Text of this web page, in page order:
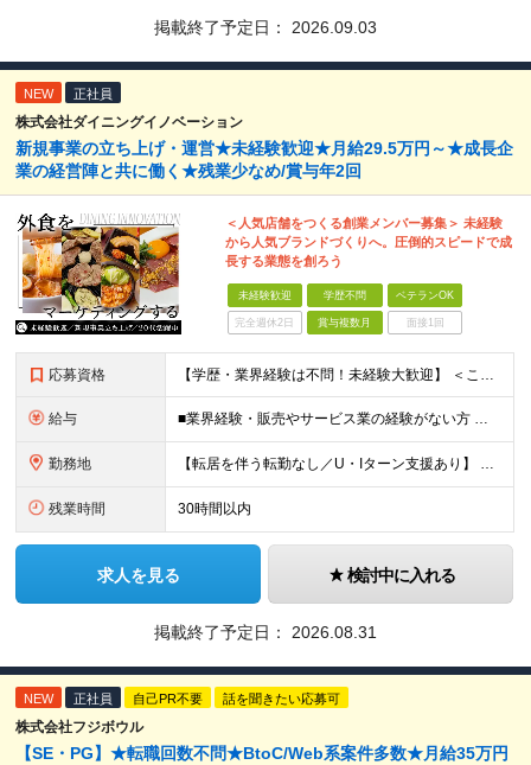
掲載終了予定日： 2026.09.03
NEW 正社員
株式会社ダイニングイノベーション
新規事業の立ち上げ・運営★未経験歓迎★月給29.5万円～★成長企
業の経営陣と共に働く★残業少なめ/賞与年2回
＜人気店舗をつくる創業メンバー募集＞ 未経験
から人気ブランドづくりへ。圧倒的スピードで成
長する業態を創ろう
未経験歓迎 学歴不問 ベテランOK
完全週休2日 賞与複数月 面接1回
応募資格 【学歴・業界経験は不問！未経験大歓迎】 ＜こんな方、大歓迎！＞ ・新しいことにイチから挑戦し、ワクワクする熱量を味わいたい方 ・毎日同じことの繰り返しから抜け出したい方 ・新しいブランドづくりに興味
給与 ■業界経験・販売やサービス業の経験がない方 月給29.5万円～ ※固定残業手当（51,937円～/月30時間分）、固定深夜割増手当（3,463円～月10時間分） ■外食業界で店長・副店長等の経験をお
勤務地 【転居を伴う転勤なし／U・Iターン支援あり】 本社（恵比寿）または当社が運営する東京都内の直営店舗での勤務 ※配属先は経験・希望・プロジェクト内容を踏まえて決定します。 ★社宅・引越支援制度あり（
残業時間 30時間以内
求人を見る 検討中に入れる
掲載終了予定日： 2026.08.31
NEW 正社員 自己PR不要 話を聞きたい応募可
株式会社フジボウル
【SE・PG】★転職回数不問★BtoC/Web系案件多数★月給35万円